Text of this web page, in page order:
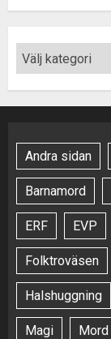
Andra sidan
Barnamord
ERF EVP
Folktroväsen
Halshuggning
Magi Mord